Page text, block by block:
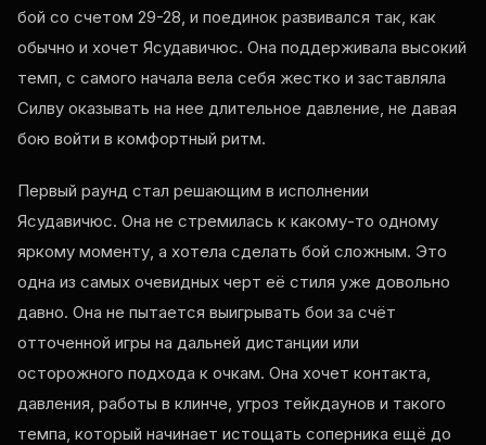
бой со счетом 29-28, и поединок развивался так, как
обычно и хочет Ясудавичюс. Она поддерживала высокий
темп, с самого начала вела себя жестко и заставляла
Силву оказывать на нее длительное давление, не давая
бою войти в комфортный ритм.
Первый раунд стал решающим в исполнении
Ясудавичюс. Она не стремилась к какому-то одному
яркому моменту, а хотела сделать бой сложным. Это
одна из самых очевидных черт её стиля уже довольно
давно. Она не пытается выигрывать бои за счёт
отточенной игры на дальней дистанции или
осторожного подхода к очкам. Она хочет контакта,
давления, работы в клинче, угроз тейкдаунов и такого
темпа, который начинает истощать соперника ещё до